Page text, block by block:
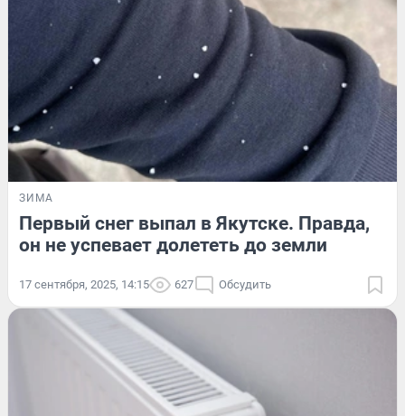
ЗИМА
Первый снег выпал в Якутске. Правда,
он не успевает долететь до земли
17 сентября, 2025, 14:15 627 Обсудить